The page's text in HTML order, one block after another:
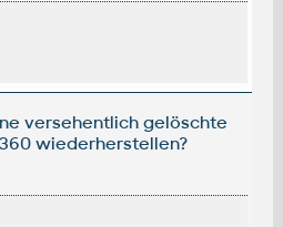
versehentlich gelöschte
wiederherstellen?